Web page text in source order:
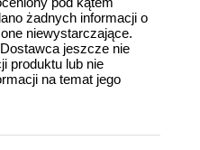
żadnych informacji o
niewystarczające.
jeszcze nie
produktu lub nie
na temat jego